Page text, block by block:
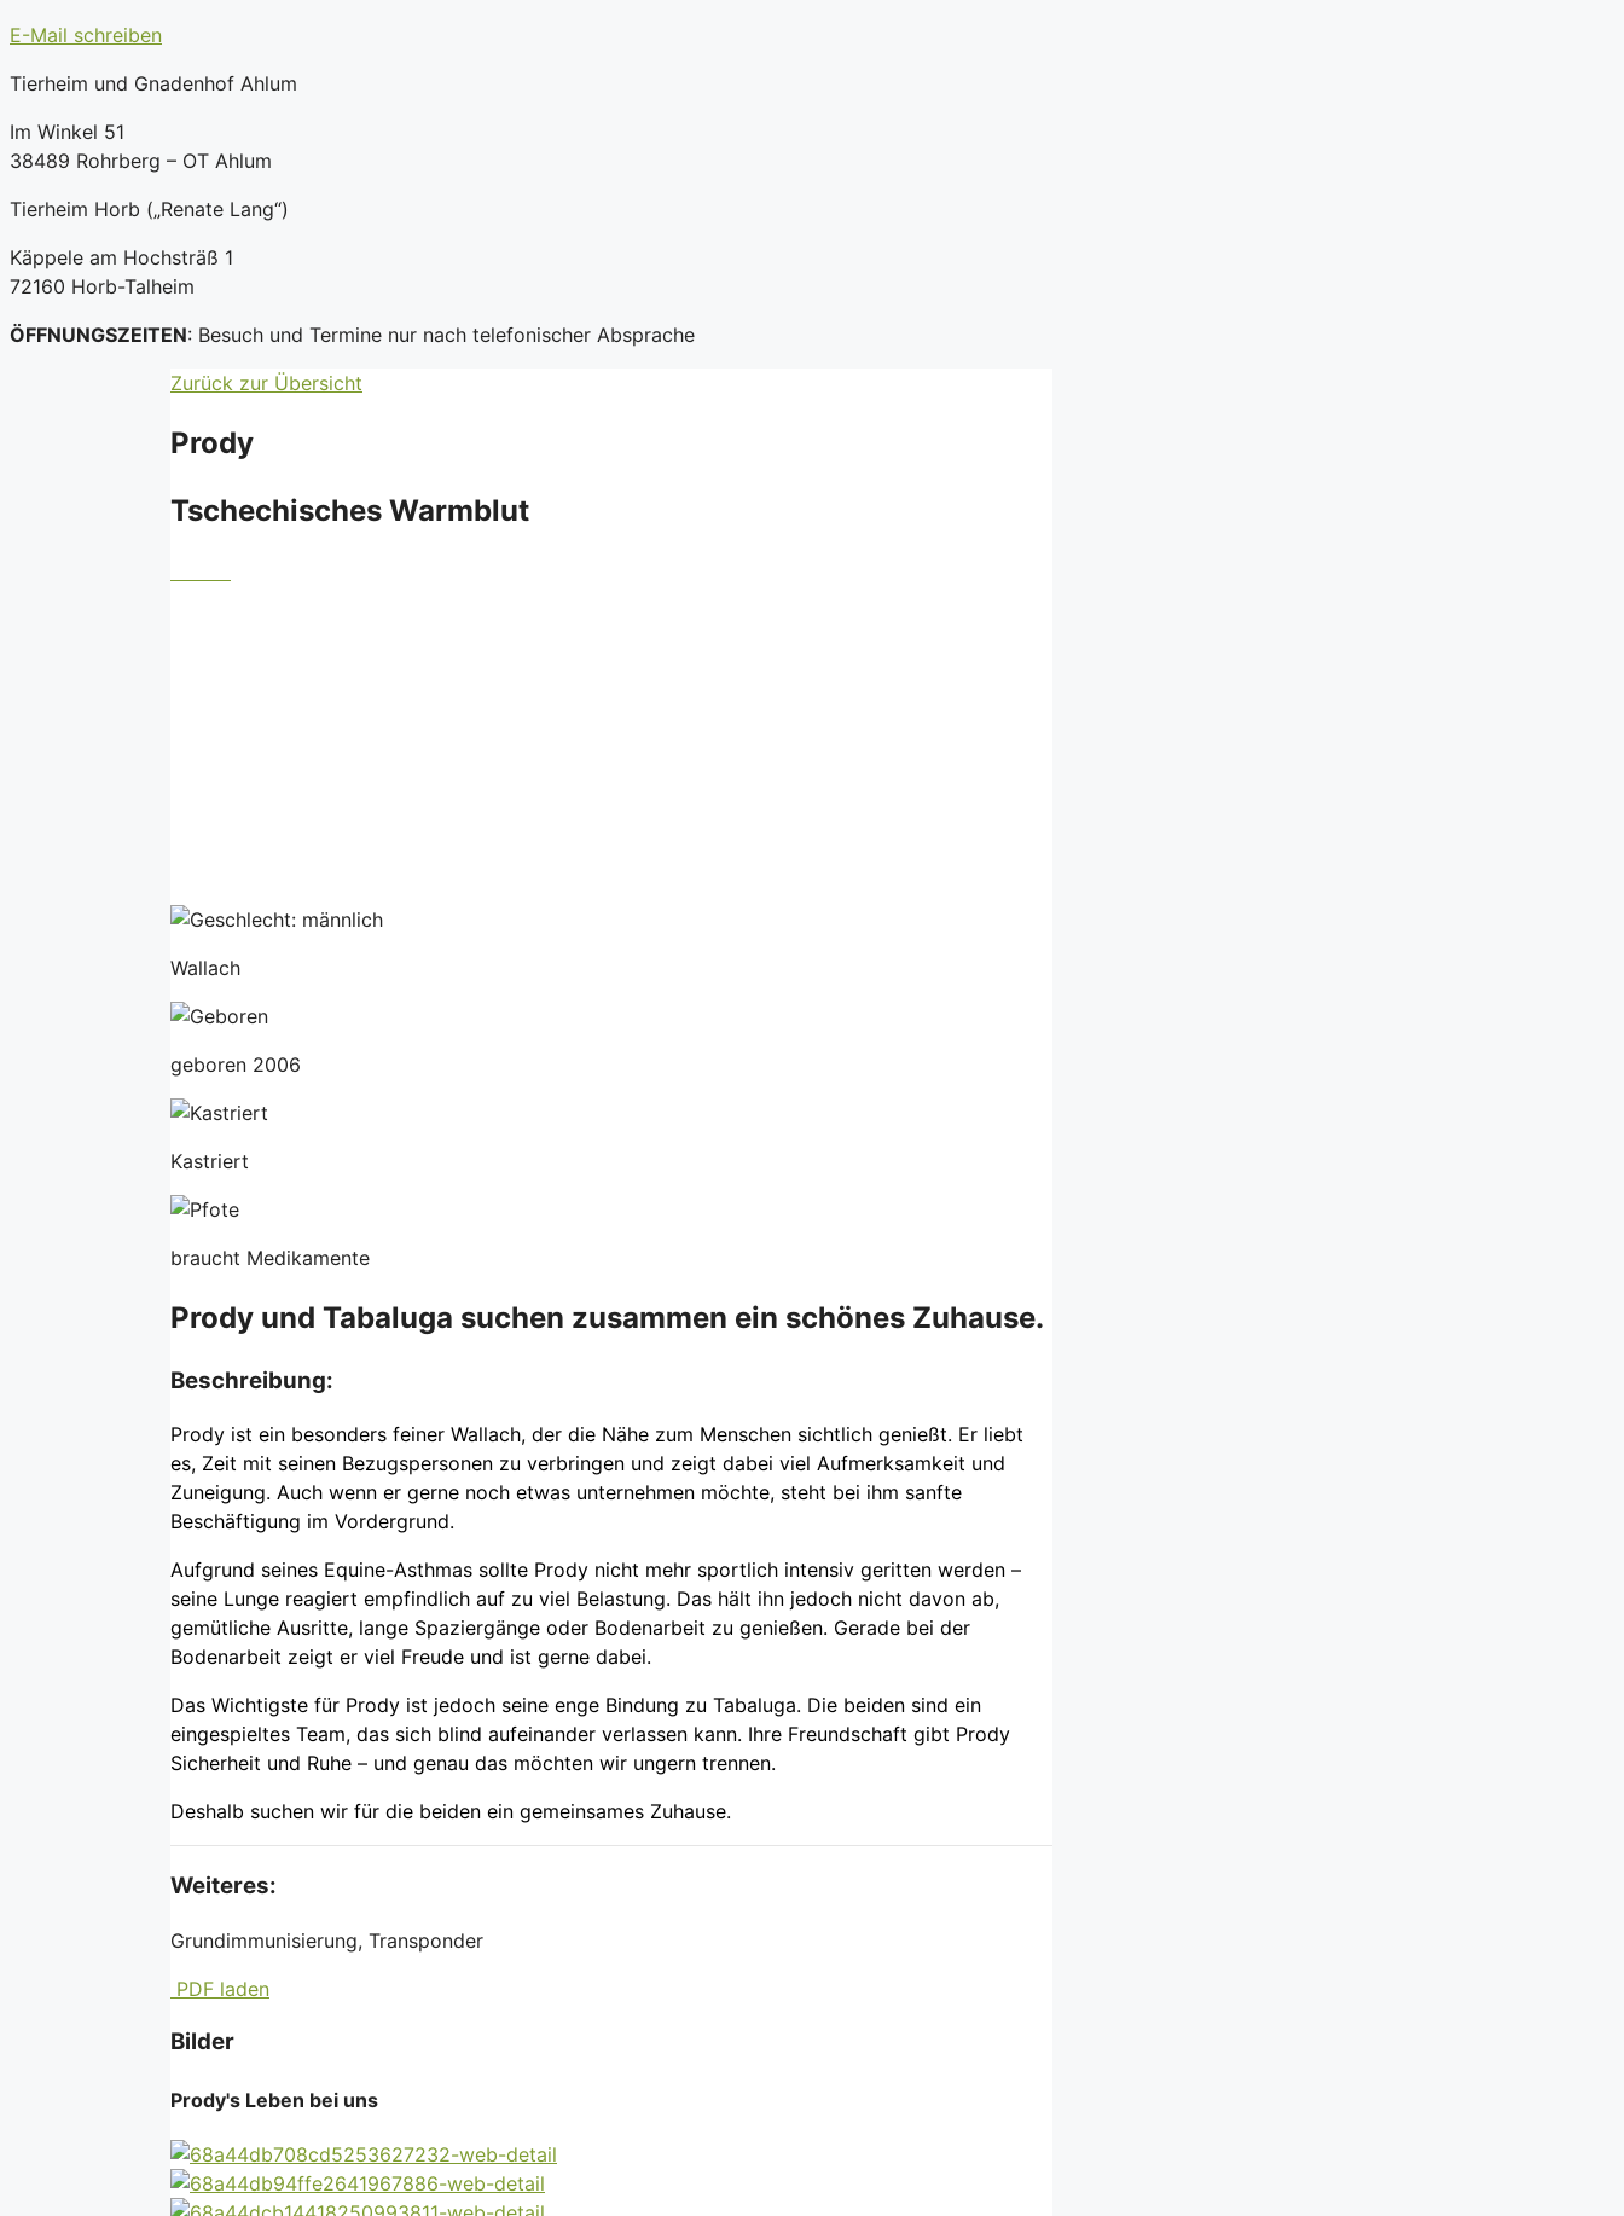
E-Mail schreiben
Tierheim und Gnadenhof Ahlum
Im Winkel 51
38489 Rohrberg – OT Ahlum
Tierheim Horb („Renate Lang“)
Käppele am Hochsträß 1
72160 Horb-Talheim
ÖFFNUNGSZEITEN: Besuch und Termine nur nach telefonischer Absprache
Zurück zur Übersicht
Prody
Tschechisches Warmblut
Wallach
geboren 2006
Kastriert
braucht Medikamente
Prody und Tabaluga suchen zusammen ein schönes Zuhause.
Beschreibung:
Prody ist ein besonders feiner Wallach, der die Nähe zum Menschen sichtlich genießt. Er liebt
es, Zeit mit seinen Bezugspersonen zu verbringen und zeigt dabei viel Aufmerksamkeit und
Zuneigung. Auch wenn er gerne noch etwas unternehmen möchte, steht bei ihm sanfte
Beschäftigung im Vordergrund.
Aufgrund seines Equine-Asthmas sollte Prody nicht mehr sportlich intensiv geritten werden –
seine Lunge reagiert empfindlich auf zu viel Belastung. Das hält ihn jedoch nicht davon ab,
gemütliche Ausritte, lange Spaziergänge oder Bodenarbeit zu genießen. Gerade bei der
Bodenarbeit zeigt er viel Freude und ist gerne dabei.
Das Wichtigste für Prody ist jedoch seine enge Bindung zu Tabaluga. Die beiden sind ein
eingespieltes Team, das sich blind aufeinander verlassen kann. Ihre Freundschaft gibt Prody
Sicherheit und Ruhe – und genau das möchten wir ungern trennen.
Deshalb suchen wir für die beiden ein gemeinsames Zuhause.
Weiteres:
Grundimmunisierung, Transponder
PDF laden
Bilder
Prody's Leben bei uns